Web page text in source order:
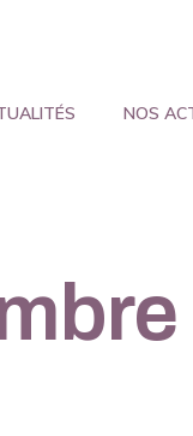
NOS